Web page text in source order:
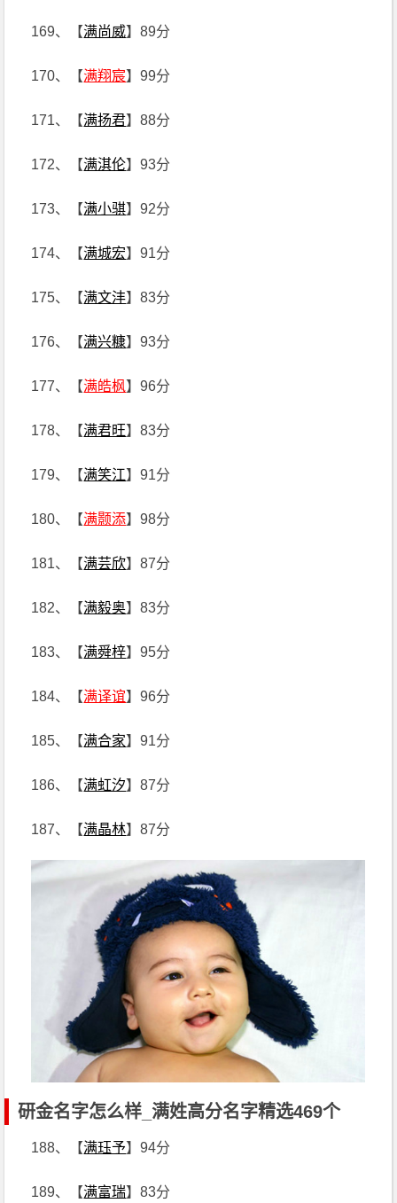
169、【满尚威】89分
170、【满翔宸】99分
171、【满扬君】88分
172、【满淇伦】93分
173、【满小骐】92分
174、【满城宏】91分
175、【满文沣】83分
176、【满兴糠】93分
177、【满皓枫】96分
178、【满君旺】83分
179、【满笑江】91分
180、【满颢添】98分
181、【满芸欣】87分
182、【满毅奥】83分
183、【满舜梓】95分
184、【满译谊】96分
185、【满合家】91分
186、【满虹汐】87分
187、【满晶林】87分
研金名字怎么样_满姓高分名字精选469个
188、【满珏予】94分
189、【满富瑞】83分